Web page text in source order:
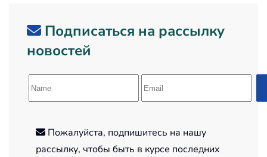
Подписаться на рассылку
новостей
Пожалуйста, подпишитесь на нашу
рассылку, чтобы быть в курсе последних